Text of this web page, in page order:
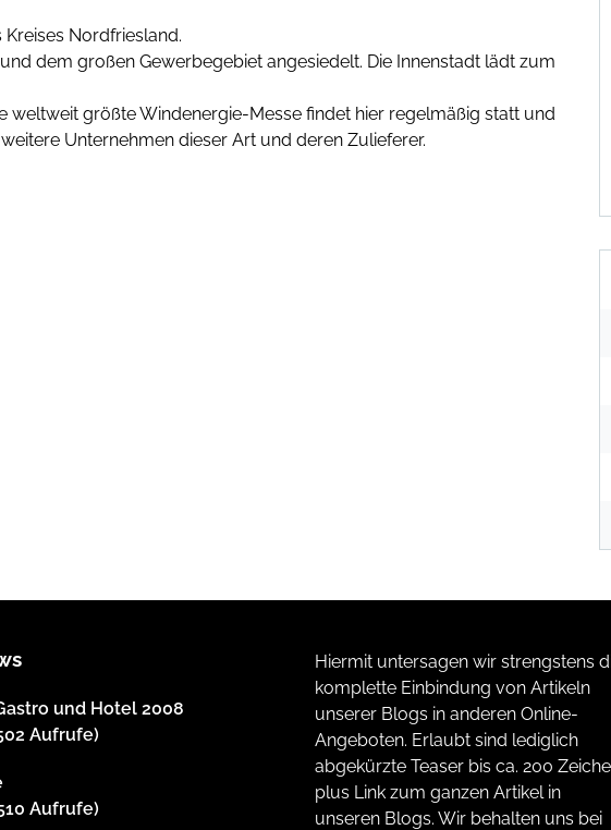
Nordfriesland.
dem großen Gewerbegebiet angesiedelt. Die Innenstadt lädt zum
größte Windenergie-Messe findet hier regelmäßig statt und
Unternehmen dieser Art und deren Zulieferer.
und Hotel 2008
Aufrufe)
Aufrufe)
Hiermit untersagen wir strengstens
komplette Einbindung von Artikeln
unserer Blogs in anderen Online-
Angeboten. Erlaubt sind lediglich
abgekürzte Teaser bis ca. 200
plus Link zum ganzen Artikel in
unseren Blogs. Wir behalten uns bei